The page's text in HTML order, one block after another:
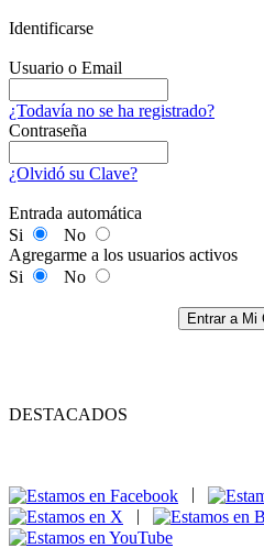
Identificarse
Usuario o Email
¿Todavía no se ha registrado?
Contraseña
¿Olvidó su Clave?
Entrada automática
Si
No
Agregarme a los usuarios activos
Si
No
Entrar a Mi
DESTACADOS
|